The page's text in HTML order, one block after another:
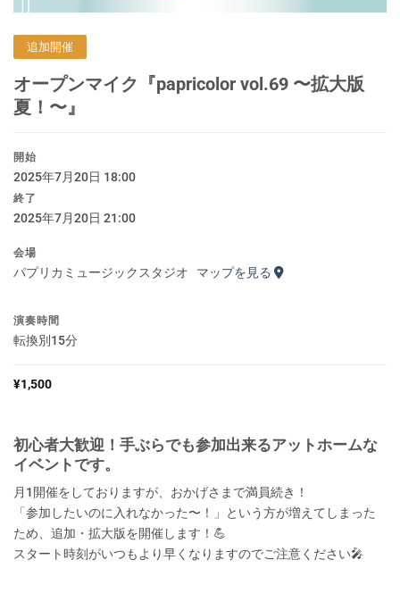
追加開催
オープンマイク『papricolor vol.69 〜拡大版
夏！〜』
開始
2025年7月20日 18:00
終了
2025年7月20日 21:00
会場
パプリカミュージックスタジオ マップを見る
演奏時間
転換別15分
¥1,500
初心者大歓迎！手ぶらでも参加出来るアットホームな
イベントです。
月1開催をしておりますが、おかげさまで満員続き！
「参加したいのに入れなかった〜！」という方が増えてしまった
ため、追加・拡大版を開催します！💪
スタート時刻がいつもより早くなりますのでご注意ください🎤